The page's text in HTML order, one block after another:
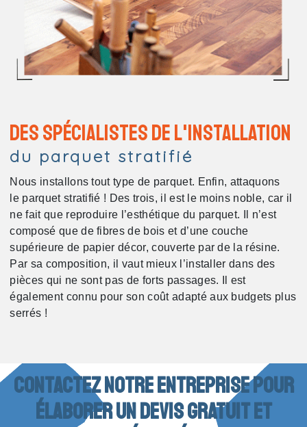
Des spécialistes de l'installation
du parquet stratifié
Nous installons tout type de parquet. Enfin, attaquons
le parquet stratifié ! Des trois, il est le moins noble, car il
ne fait que reproduire l’esthétique du parquet. Il n’est
composé que de fibres de bois et d’une couche
supérieure de papier décor, couverte par de la résine.
Par sa composition, il vaut mieux l’installer dans des
pièces qui ne sont pas de forts passages. Il est
également connu pour son coût adapté aux budgets plus
serrés !
Contactez notre entreprise pour
élaborer un devis gratuit et